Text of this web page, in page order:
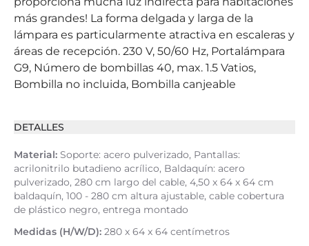
más grandes! La forma delgada y larga de la
lámpara es particularmente atractiva en escaleras y
áreas de recepción. 230 V, 50/60 Hz, Portalámpara
G9, Número de bombillas 40, max. 1.5 Vatios,
Bombilla no incluida, Bombilla canjeable
DETALLES
Material: Soporte: acero pulverizado, Pantallas:
acrilonitrilo butadieno acrílico, Baldaquín: acero
pulverizado, 280 cm largo del cable, 4,50 x 64 x 64 cm
baldaquín, 100 - 280 cm altura ajustable, cable cobertura
de plástico negro, entrega montado
Medidas (H/W/D): 280 x 64 x 64 centímetros